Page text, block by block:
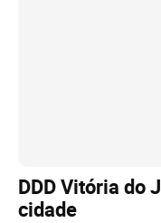
DDD Vitória do
cidade